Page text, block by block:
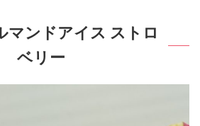
マンドアイス ストロ
ベリー